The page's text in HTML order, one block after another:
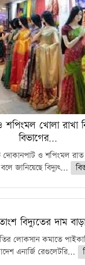
খোলা রাখা
বিভাগের…
ও শপিংমল রাত
জানিয়েছে বিদ্যুৎ...
বিদ্যুতের দাম
লোকসান কমাতে
এনার্জি রেগুলেটরি...